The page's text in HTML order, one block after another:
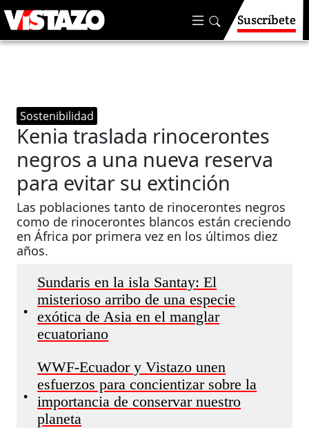
Suscríbete
Sostenibilidad
Kenia traslada rinocerontes
negros a una nueva reserva
para evitar su extinción
Las poblaciones tanto de rinocerontes negros
como de rinocerontes blancos están creciendo
en África por primera vez en los últimos diez
años.
•
Sundaris en la isla Santay: El
misterioso arribo de una especie
exótica de Asia en el manglar
ecuatoriano
•
WWF-Ecuador y Vistazo unen
esfuerzos para concientizar sobre la
importancia de conservar nuestro
planeta